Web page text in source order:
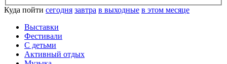
Куда пойти сегодня завтра в выходные в этом месяце
Выставки
Фестивали
С детьми
Активный отдых